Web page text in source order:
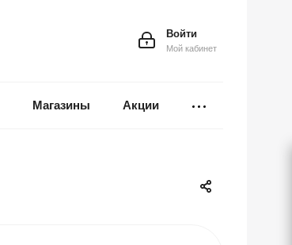
Войти
Мой кабинет
Магазины Акции